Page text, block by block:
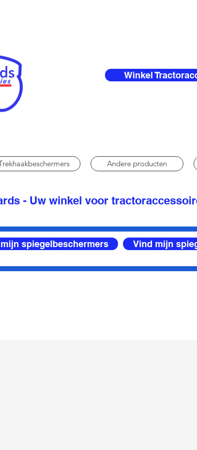
Winkel
Andere producten
- Uw winkel voor
spiegelbeschermers Vind mijn